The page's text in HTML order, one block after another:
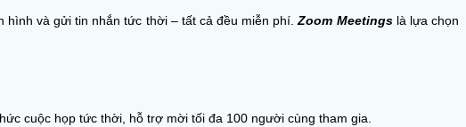
hình và gửi tin nhắn tức thời – tất cả đều miễn phí.Zoom Meetingslà lựa chọn
cuộc họp tức thời, hỗ trợ mời tối đa 100 người cùng tham gia.